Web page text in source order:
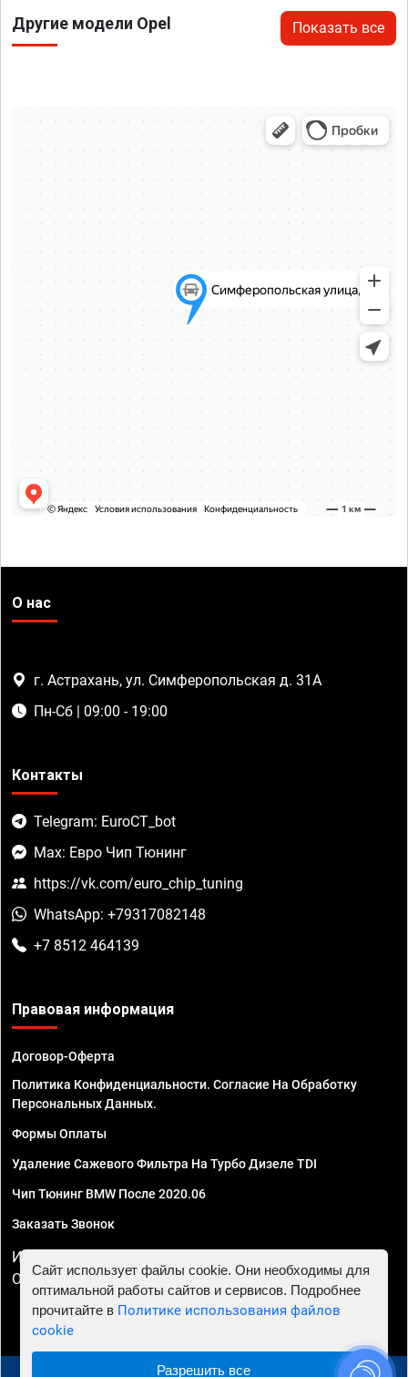
Другие модели Opel Показать все
О нас
г. Астрахань, ул. Симферопольская д. 31А
Пн-Сб | 09:00 - 19:00
Контакты
Telegram: EuroCT_bot
Max: Евро Чип Тюнинг
https://vk.com/euro_chip_tuning
WhatsApp: +79317082148
+7 8512 464139
Правовая информация
Договор-Оферта
Политика Конфиденциальности. Согласие На Обработку
Персональных Данных.
Формы Оплаты
Удаление Сажевого Фильтра На Турбо Дизеле TDI
Чип Тюнинг BMW После 2020.06
Заказать Звонок
ИП Смирнов Георгий Павлович. ИНН 781302555843,
ОГРНИП 324470400032610
Сайт использует файлы cookie. Они необходимы для
оптимальной работы сайтов и сервисов. Подробнее
прочитайте в Политике использования файлов
cookie
Разрешить все